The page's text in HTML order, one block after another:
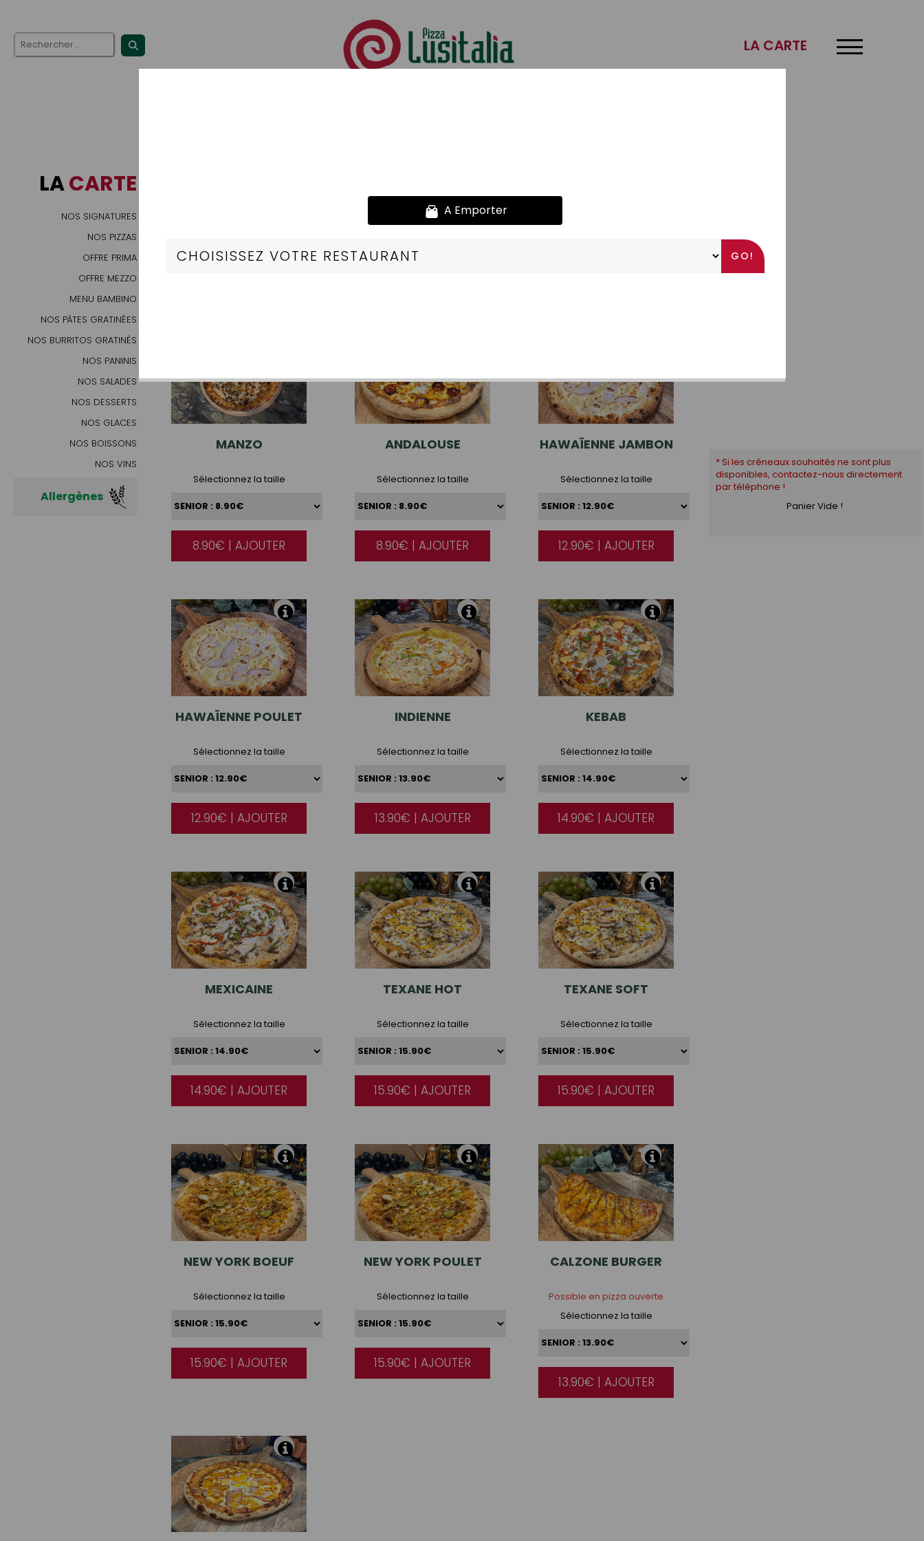
LA CARTE
LACARTE
NOS SIGNATURES
NOS PIZZAS
OFFRE PRIMA
OFFRE MEZZO
MENU BAMBINO
NOS PÂTES GRATINÉES
NOS BURRITOS GRATINÉS
NOS PANINIS
NOS SALADES
NOS DESSERTS
NOS GLACES
NOS BOISSONS
NOS VINS
Allergènes
Préparation à base de viande bovine assaisonnée ou viande hachée pur boeuf.
MANZO
Sélectionnez la taille
|
8.90€ | AJOUTER
ANDALOUSE
Sélectionnez la taille
|
8.90€ | AJOUTER
HAWAÏENNE JAMBON
Sélectionnez la taille
|
12.90€ | AJOUTER
HAWAÏENNE POULET
Sélectionnez la taille
|
12.90€ | AJOUTER
INDIENNE
Sélectionnez la taille
|
13.90€ | AJOUTER
KEBAB
Sélectionnez la taille
|
14.90€ | AJOUTER
MEXICAINE
Sélectionnez la taille
|
14.90€ | AJOUTER
TEXANE HOT
Sélectionnez la taille
|
15.90€ | AJOUTER
TEXANE SOFT
Sélectionnez la taille
|
15.90€ | AJOUTER
NEWYORK BOEUF
Sélectionnez la taille
|
15.90€ | AJOUTER
NEWYORK POULET
Sélectionnez la taille
|
15.90€ | AJOUTER
CALZONE BURGER
Possible en pizza ouverte
Sélectionnez la taille
13.90€ | AJOUTER
* Si les créneaux souhaités ne sont plus
disponibles, contactez-nous directement
par téléphone !
Panier Vide !